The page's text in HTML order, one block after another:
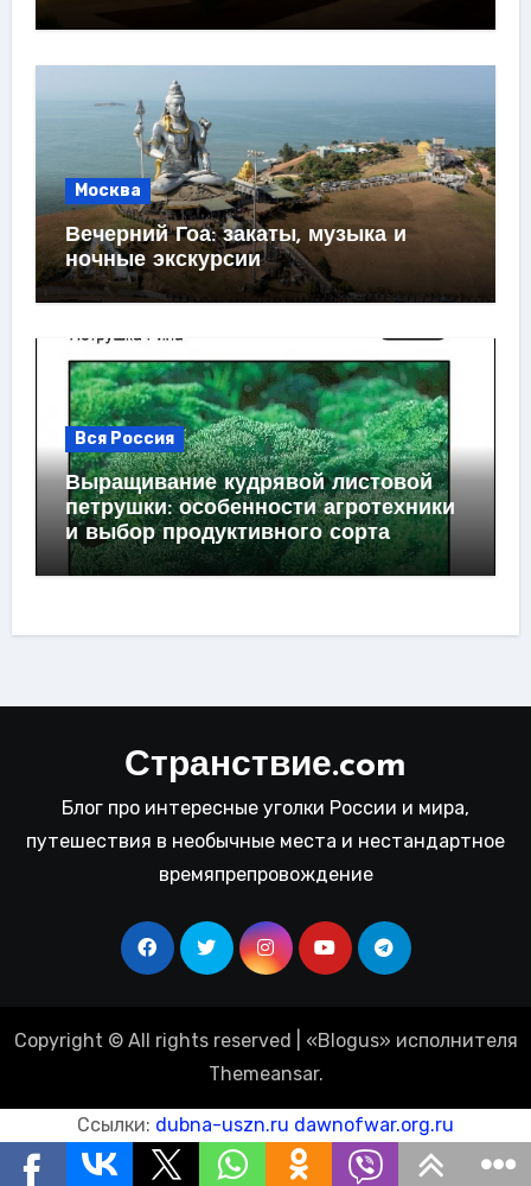
Москва
Вечерний Гоа: закаты, музыка и
ночные экскурсии
Вся Россия
Выращивание кудрявой листовой
петрушки: особенности агротехники
и выбор продуктивного сорта
Странствие.com
Блог про интересные уголки России и мира,
путешествия в необычные места и нестандартное
времяпрепровождение
Copyright © All rights reserved «Blogus» исполнителя
Themeansar.
Ссылки: dubna-uszn.ru dawnofwar.org.ru